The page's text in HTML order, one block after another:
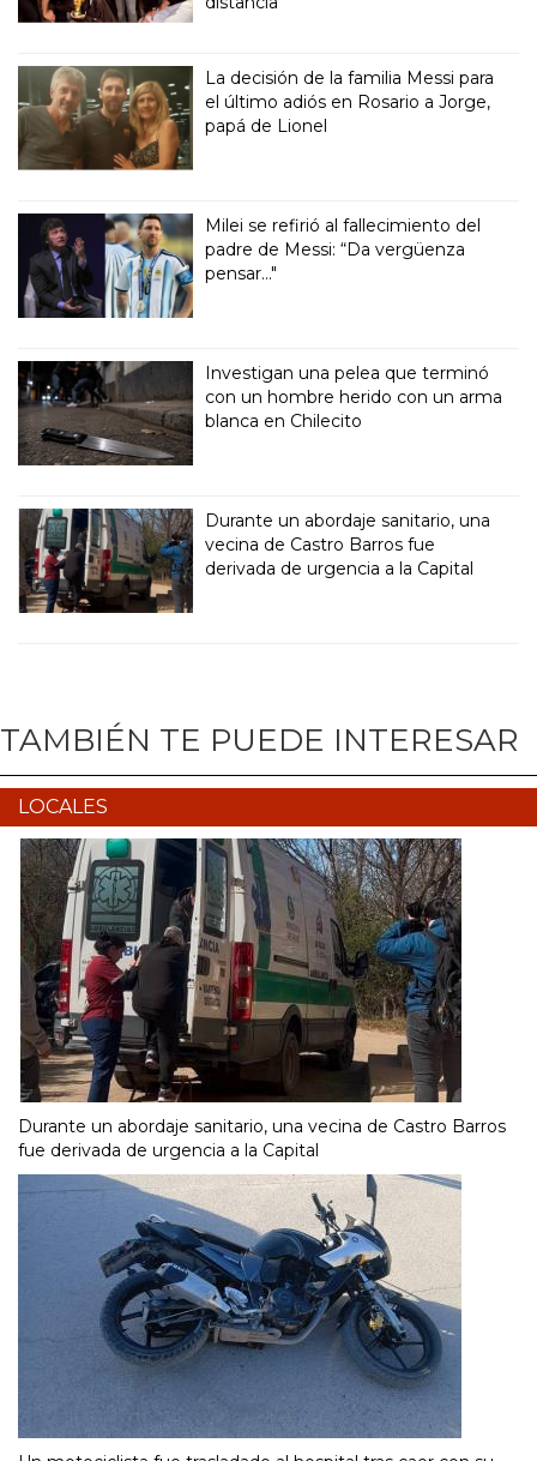
La decisión de la familia Messi para
el último adiós en Rosario a Jorge,
papá de Lionel
Milei se refirió al fallecimiento del
padre de Messi: “Da vergüenza
pensar..."
Investigan una pelea que terminó
con un hombre herido con un arma
blanca en Chilecito
Durante un abordaje sanitario, una
vecina de Castro Barros fue
derivada de urgencia a la Capital
TAMBIÉN TE PUEDE INTERESAR
LOCALES
Durante un abordaje sanitario, una vecina de Castro Barros
fue derivada de urgencia a la Capital